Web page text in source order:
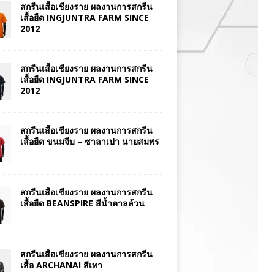
สกรีนเสื้อเชียงราย ผลงานการสกรีน
เสื้อยืด INGJUNTRA FARM SINCE
2012
สกรีนเสื้อเชียงราย ผลงานการสกรีน
เสื้อยืด INGJUNTRA FARM SINCE
2012
สกรีนเสื้อเชียงราย ผลงานการสกรีน
เสื้อยืด ขนมจีบ – ซาลาเปา นายสมพร
สกรีนเสื้อเชียงราย ผลงานการสกรีน
เสื้อยืด BEANSPIRE สีน้ำตาลล้วน
สกรีนเสื้อเชียงราย ผลงานการสกรีน
เสื้อ ARCHANAI สีเทา